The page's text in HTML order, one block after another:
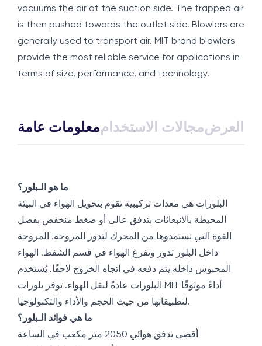
vacuums the air at the suction side. The trapped air
is then pushed towards the outlet side. Blowlers are
generally used to transport air. MIT brand blowlers
provide the most reliable service for applications in
terms of size, performance, and technology.
معلومات عامةمجالات الاستخدامالعرض
ما هو الـبلور؟
البلورات هي معدات تركيبية تقوم بتحويل الهواء في البيئة
المحيطة بالانبعاثات بتدفق عالي أو ضغط منخفض بفضل
القوة التي تستمدوها من المحرك لتدور المروحة. المروحة
داخل البلور تدور وتفرغ الهواء في قسم الشفط. الهواء
المحبوس داخله يتم دفعه في اتجاه الخروج لاحقًا. يُستخدم
البلورات عادةً لنقل الهواء. توفر بلورات MIT أداءً موثوقًا
لتطبيقاتها من حيث الحجم والأداء والتكنولوجيا.
ما هي فوائد الـبلور؟
أقصى تدفق هوائي 2050 متر مكعب في الساعة